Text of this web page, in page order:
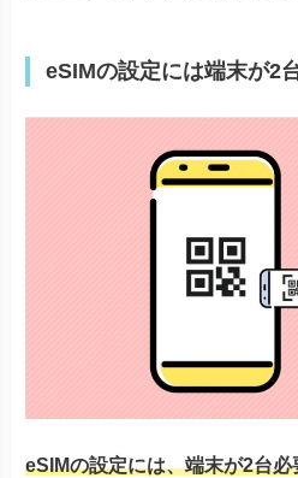
eSIMの設定には端末が2
eSIMの設定には、端末が2台必